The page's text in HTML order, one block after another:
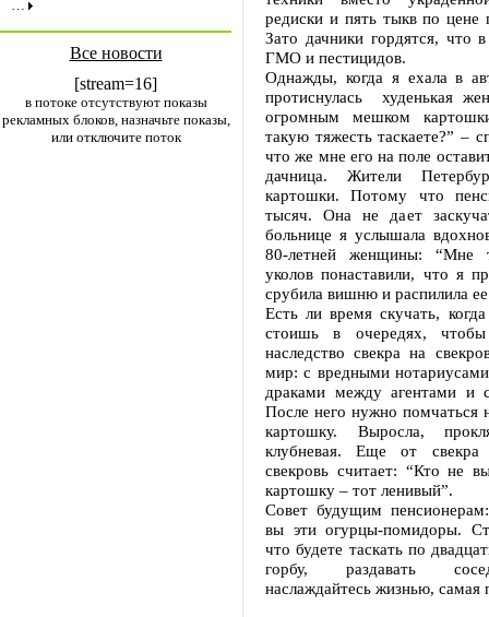
…
Все новости
[stream=16]
в потоке отсутствуют показы
рекламных блоков, назначьте показы,
или отключите поток
редиски и пять тыкв по цене
Зато дачники гордятся, что
ГМО и пестицидов.
Однажды, когда я ехала в
протиснулась худенькая
огромным мешком
такую тяжесть таскаете?” –
что же мне его на поле
дачница. Жители
картошки. Потому что
тысяч. Она не дает
больнице я услышала
80-летней женщины: “Мне
уколов понаставили, что я
срубила вишню и распилила
Есть ли время скучать,
стоишь в очередях, чтобы
наследство свекра на
мир: с вредными
драками между агентами и
После него нужно помчаться
картошку. Выросла,
клубневая. Еще от свекра
свекровь считает: “Кто не
картошку – тот ленивый”.
Совет будущим
вы эти огурцы-помидоры.
что будете таскать по
горбу, раздавать
наслаждайтесь жизнью, самая